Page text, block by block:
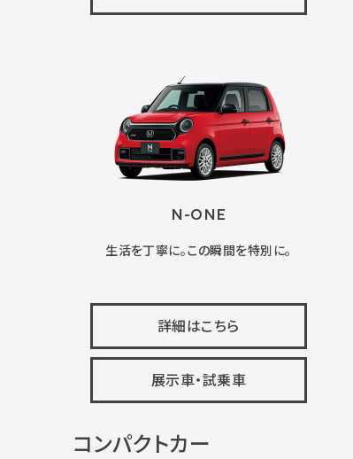
N-ONE
生活を丁寧に。この瞬間を特別に。
詳細はこちら
展示車・試乗車
コンパクトカー